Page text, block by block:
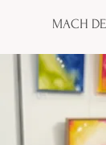
MACH